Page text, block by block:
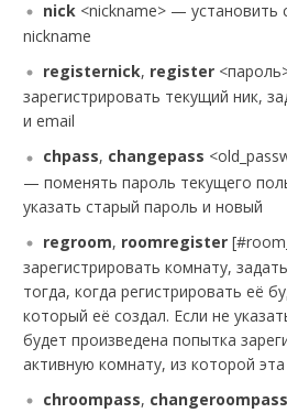
nick <nickname> — установить
nickname
registernick, register
зарегистрировать текущий ник,
и email
chpass, changepass
— поменять пароль текущего
указать старый пароль и новый
regroom, roomregister
зарегистрировать комнату,
тогда, когда регистрировать её
который её создал. Если не
будет произведена попытка
активную комнату, из которой
chroompass, changeroompass